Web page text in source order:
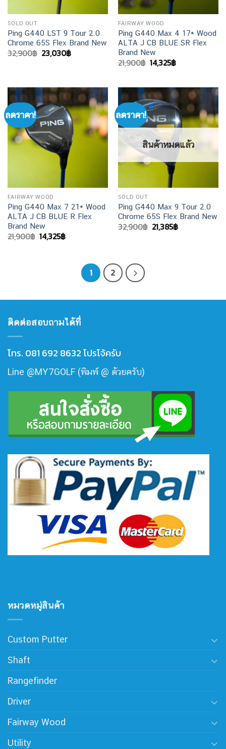
SOLD OUT
Ping G440 LST 9 Tour 2.0
Chrome 65S Flex Brand New
32,900฿ Original
price
23,030฿Current
FAIRWAY WOOD
Ping G440 Max 4 17* Wood
ALTA J CB BLUE SR Flex
Brand New
21,900฿ Original
price
21,900฿.
14,325฿Current
14,325฿.
ลดราคา!
FAIRWAY WOOD
Ping G440 Max 7 21* Wood
ALTA J CB BLUE R Flex
Brand New
21,900฿ Original
price
14,325฿Current
ลดราคา!
สินค้าหมดแล้ว
SOLD OUT
Ping G440 Max 9 Tour 2.0
Chrome 65S Flex Brand New
32,900฿ Original
price
21,385฿Current
1 2
ติดต่อสอบถามได้ที่
โทร. 081 692 8632 โปรโจ้ครับ
Line @MY7GOLF (พิมพ์ @ ด้วยครับ)
หมวดหมู่สินค้า
Custom Putter
Shaft
Rangefinder
Driver
Fairway Wood
Utility